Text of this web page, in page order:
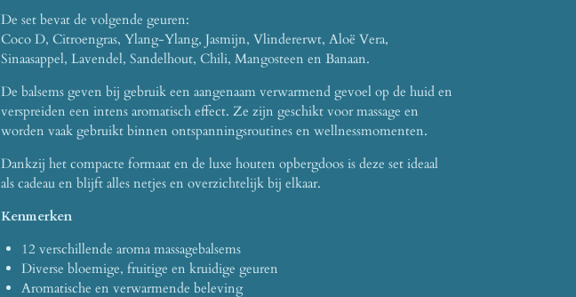
De set bevat de volgende geuren:
Coco D, Citroengras, Ylang-Ylang, Jasmijn, Vlindererwt, Aloë Vera,
Sinaasappel, Lavendel, Sandelhout, Chili, Mangosteen en Banaan.
De balsems geven bij gebruik een aangenaam verwarmend gevoel op de huid en
verspreiden een intens aromatisch effect. Ze zijn geschikt voor massage en
worden vaak gebruikt binnen ontspanningsroutines en wellnessmomenten.
Dankzij het compacte formaat en de luxe houten opbergdoos is deze set ideaal
als cadeau en blijft alles netjes en overzichtelijk bij elkaar.
Kenmerken
12 verschillende aroma massagebalsems
Diverse bloemige, fruitige en kruidige geuren
Aromatische en verwarmende beleving